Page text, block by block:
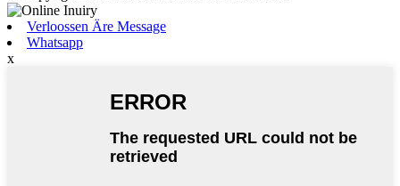
Verloossen Äre Message
Whatsapp
x